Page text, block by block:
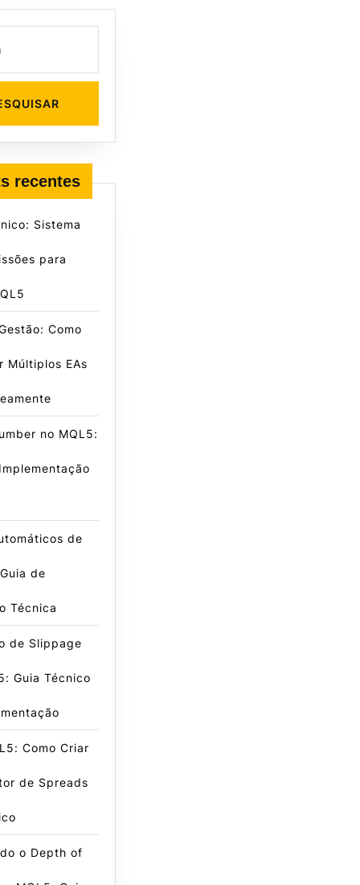
recentes
Sistema
para
Como
Múltiplos EAs
no MQL5:
de
de
Técnica
de Slippage
Guia Técnico
Como Criar
de Spreads
o Depth of